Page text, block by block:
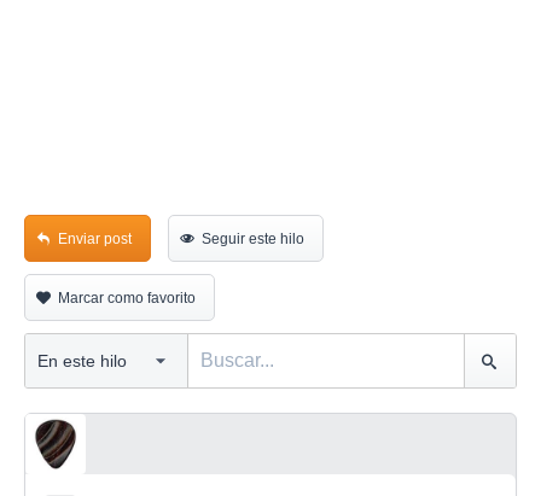
Enviar post Seguir este hilo
Marcar como favorito